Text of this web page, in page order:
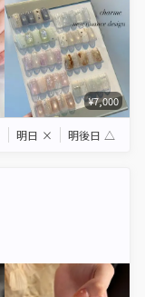
¥7,000
明日 × 明後日 △